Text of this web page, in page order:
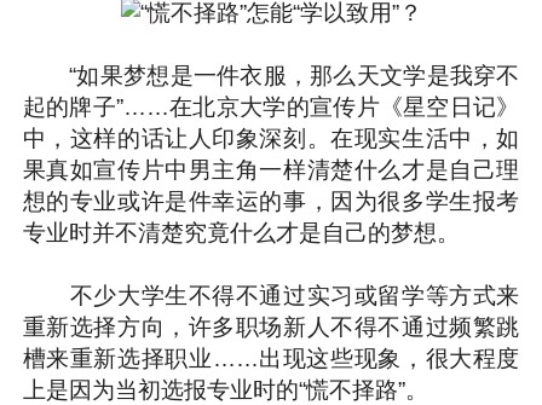
“如果梦想是一件衣服，那么天文学是我穿不
起的牌子”……在北京大学的宣传片《星空日记》
中，这样的话让人印象深刻。在现实生活中，如
果真如宣传片中男主角一样清楚什么才是自己理
想的专业或许是件幸运的事，因为很多学生报考
专业时并不清楚究竟什么才是自己的梦想。
不少大学生不得不通过实习或留学等方式来
重新选择方向，许多职场新人不得不通过频繁跳
槽来重新选择职业……出现这些现象，很大程度
上是因为当初选报专业时的“慌不择路”。